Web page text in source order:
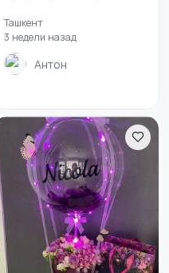
Ташкент
3 недели назад
Антон